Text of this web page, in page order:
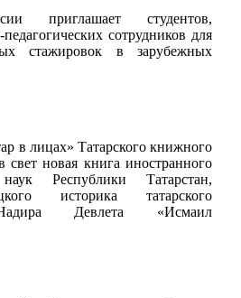
приглашает студентов,
сотрудников для
стажировок в зарубежных
в лицах» Татарского книжного
свет новая книга иностранного
Республики Татарстан,
историка татарского
Девлета «Исмаил